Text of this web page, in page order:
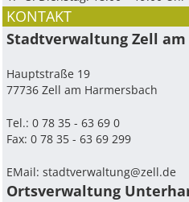
KONTAKT
Stadtverwaltung Zell
Hauptstraße 19
77736 Zell am Harmersbach
Tel.: 0 78 35 - 63 69 0
Fax: 0 78 35 - 63 69 299
EMail:stadtverwaltung@zell.de
Ortsverwaltung